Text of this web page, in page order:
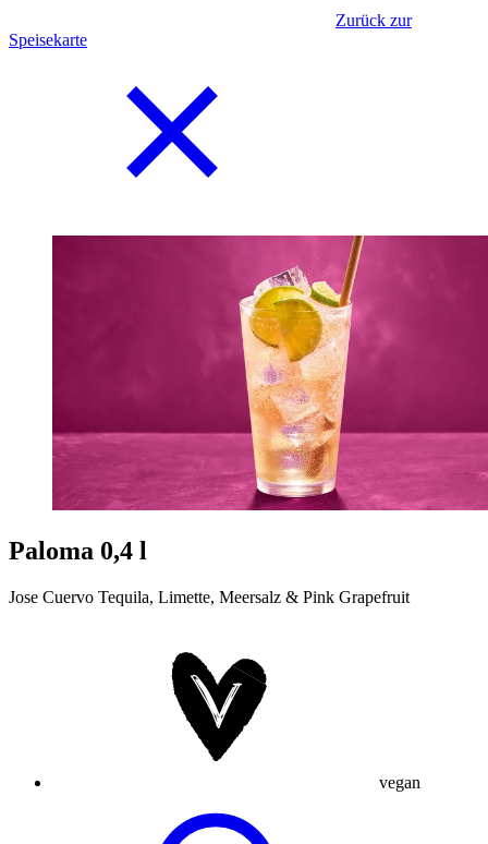
Zurück zur
Speisekarte
Paloma 0,4 l
Jose Cuervo Tequila, Limette, Meersalz & Pink Grapefruit
vegan